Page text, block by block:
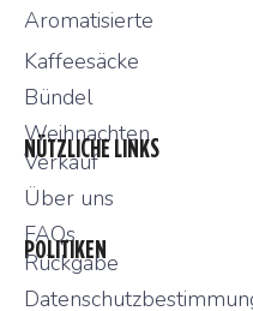
Aromatisierte
Kaffeesäcke
Bündel
Weihnachten
NÜTZLICHE LINKS
Verkauf
Über uns
FAQs
POLITIKEN
Rückgabe